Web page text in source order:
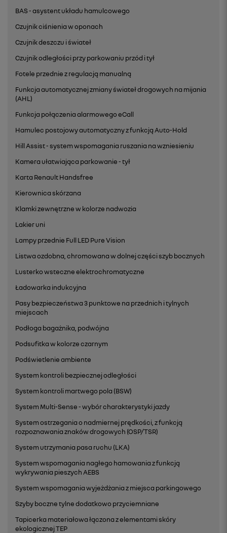
BAS - asystent układu hamulcowego
Czujnik ciśnienia w oponach
Czujnik deszczu i świateł
Czujnik odległości przy parkowaniu przód i tył
Fotele przednie z regulacją manualną
Funkcja automatycznej zmiany świateł drogowych na mijania
(AHL)
Funkcja połączenia alarmowego eCall
Hamulec postojowy automatyczny z funkcją Auto-Hold
Hill Assist - system wspomagania ruszania na wzniesieniu
Kamera ułatwiająca parkowanie - tył
Karta Renault Handsfree
Kierownica skórzana
Klamki zewnętrzne w kolorze nadwozia
Lakier uni
Lampy przednie Full LED Pure Vision
Listwa ozdobna, chromowana w dolnej części szyb bocznych
Lusterko wsteczne elektrochromatyczne
Ładowarka indukcyjna
Pasy bezpieczeństwa 3 punktowe na przednich i tylnych
miejscach
Podłoga bagażnika, podwójna
Podsufitka w kolorze czarnym
Podświetlenie ambiente
System kontroli bezpiecznej odległości
System kontroli martwego pola (BSW)
System Multi-Sense - wybór charakterystyki jazdy
System ostrzegania o nadmiernej prędkości, z funkcją
rozpoznawania znaków drogowych (OSP/TSR)
System utrzymania pasa ruchu (LKA)
System wspomagania nagłego hamowania z funkcją
wykrywania pieszych AEBS
System wspomagania wyjeżdżania z miejsca parkingowego
Szyby boczne tylne dodatkowo przyciemniane
Tapicerka materiałowa łączona z elementami skóry
ekologicznej TEP